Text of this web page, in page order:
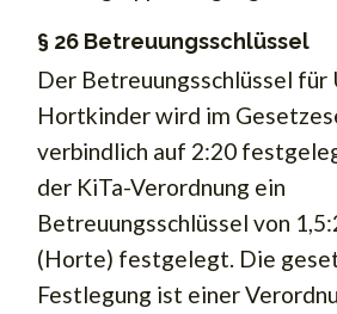
§ 26 Betreuungsschlüssel
Der Betreuungsschlüssel für
Hortkinder wird im
verbindlich auf 2:20
der KiTa-Verordnung ein
Betreuungsschlüssel von
(Horte) festgelegt. Die
Festlegung ist einer